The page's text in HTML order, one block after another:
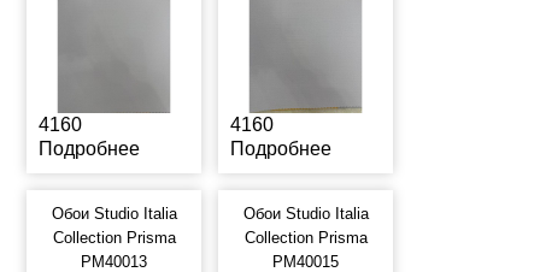
4160
Подробнее
4160
Подробнее
Обои Studio Italia
Collection Prisma
PM40013
Обои Studio Italia
Collection Prisma
PM40015